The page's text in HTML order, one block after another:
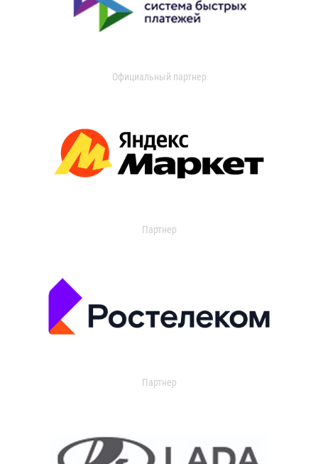
Официальный партнер
Партнер
Партнер